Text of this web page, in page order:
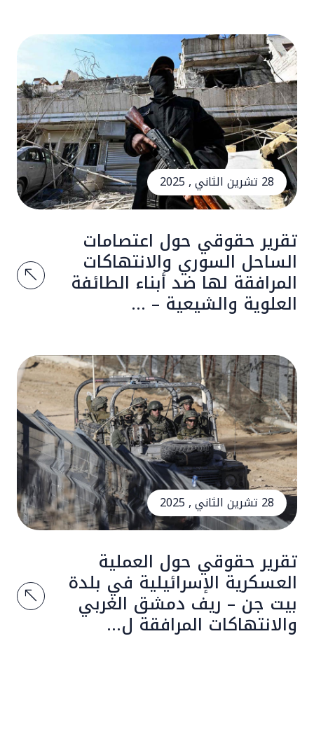
28 تشرين الثاني , 2025
تقرير حقوقي حول اعتصامات
الساحل السوري والانتهاكات
المرافقة لها ضد أبناء الطائفة
العلوية والشيعية – ...
28 تشرين الثاني , 2025
تقرير حقوقي حول العملية
العسكرية الإسرائيلية في بلدة
بيت جن – ريف دمشق الغربي
والانتهاكات المرافقة ل...